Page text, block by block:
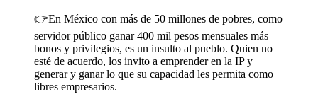
👉En México con más de 50 millones de pobres, como
servidor público ganar 400 mil pesos mensuales más
bonos y privilegios, es un insulto al pueblo. Quien no
esté de acuerdo, los invito a emprender en la IP y
generar y ganar lo que su capacidad les permita como
libres empresarios.